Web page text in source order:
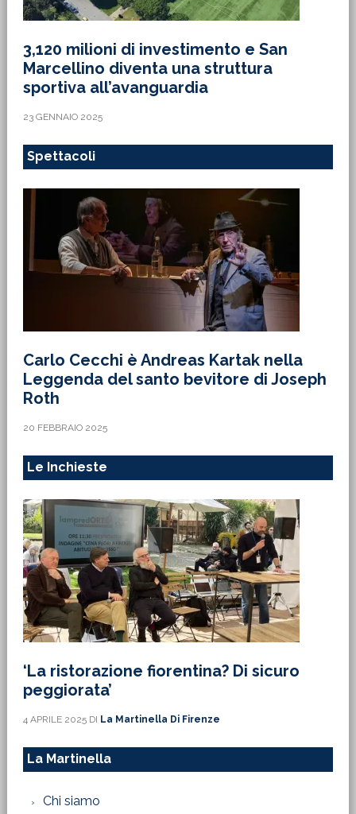
3,120 milioni di investimento e San
Marcellino diventa una struttura
sportiva all’avanguardia
23 GENNAIO 2025
Spettacoli
Carlo Cecchi è Andreas Kartak nella
Leggenda del santo bevitore di Joseph
Roth
20 FEBBRAIO 2025
Le Inchieste
‘La ristorazione fiorentina? Di sicuro
peggiorata’
4 APRILE 2025DI La Martinella Di Firenze
La Martinella
Chi siamo